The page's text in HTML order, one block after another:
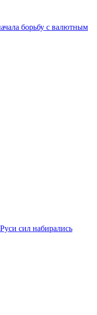
борьбу с валютным
сил набирались